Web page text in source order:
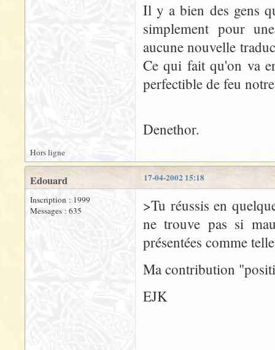
Il y a bien des gens
simplement pour
aucune nouvelle
Ce qui fait qu'on va
perfectible de feu
Denethor.
Hors ligne
17-04-2002 15:18
Edouard
Inscription : 1999
Messages : 635
>Tu réussis en
ne trouve pas si
présentées comme
Ma contribution
EJK